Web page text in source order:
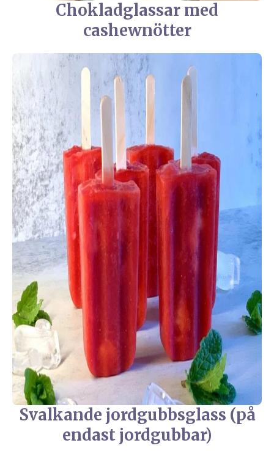
Chokladglassar med
cashewnötter
Svalkande jordgubbsglass (på
endast jordgubbar)